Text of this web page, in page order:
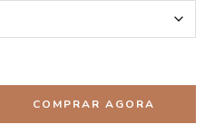
COMPRAR AGORA